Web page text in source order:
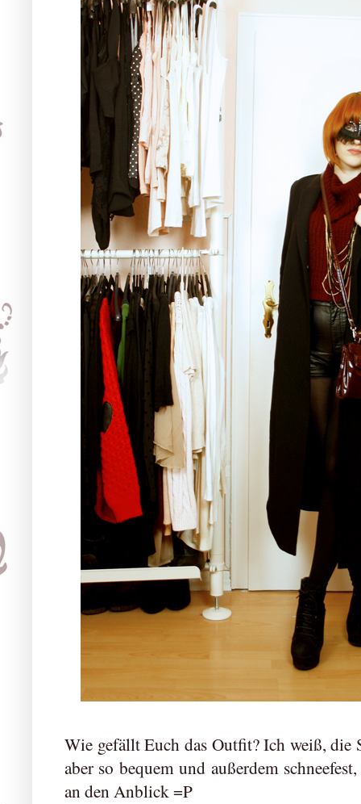
Wie gefällt Euch das Outfit? Ich weiß, die
aber so bequem und außerdem
an den Anblick =P